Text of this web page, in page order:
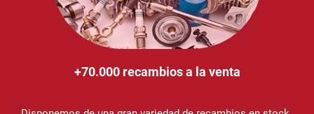
+70.000 recambios a la venta